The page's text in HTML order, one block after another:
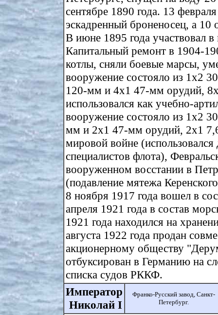
сентябре 1890 года. 13
эскадренный броненосец, а 10
В июне 1895 года участвовал
Капитальный ремонт в 1904-
котлы, сняли боевые марсы,
вооружение состояло из 1х2
120-мм и 4х1 47-мм орудий,
использовался как учебно-
вооружение состояло из 1х2
мм и 2х1 47-мм орудий, 2х1
мировой войне (использовался
специалистов флота),
вооруженном восстании в
(подавление мятежа
8 ноября 1917 года вошел в
апреля 1921 года в состав
1921 года находился на
августа 1922 года продан
акционерному обществу
отбуксирован в Германию на
списка судов РККФ.
Император
Николай I
Франко-Русский завод, Санкт-
Петербург.